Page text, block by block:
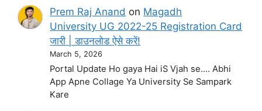
Prem Raj Anand on Magadh
University UG 2022-25 Registration Card
जारी | डाउनलोड ऐसे करें!
March 5, 2026
Portal Update Ho gaya Hai iS Vjah se.... Abhi
App Apne Collage Ya University Se Sampark
Kare